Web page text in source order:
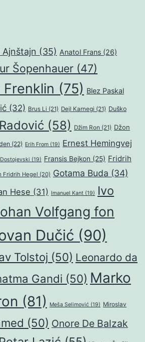
(35) Anatol Frans (26)
Šopenhauer (47)
(75) Blez Paskal
(32) Brus Li (21) Dejl Karnegi (21) Duško
(58) Džim Ron (21) Džon
(22) Erih From (19) Ernest Hemingvej
(19) Fransis Bejkon (25) Fridrih
Fridrih Hegel (20) Gotama Buda (34)
Hese (31) Imanuel Kant (19)
Ivo
Volfgang fon
Dučić (90)
Tolstoj (50) Leonardo da
Gandi (50) Marko
(81) Meša Selimović (19) Miroslav
(50) Onore De Balzak